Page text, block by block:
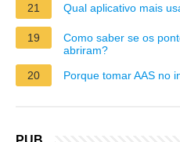
21 Qual aplicativo mais
19
Como saber se os
abriram?
20
Porque tomar AAS no